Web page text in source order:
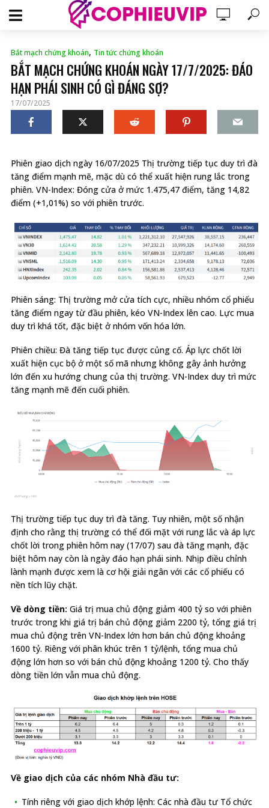
Bắt mạch chứng khoán, Tin tức chứng khoán
BẮT MẠCH CHỨNG KHOÁN NGÀY 17/7/2025: ĐÁO
HẠN PHÁI SINH CÓ GÌ ĐÁNG SỢ?
17/07/2025
Phiên giao dịch ngày 16/07/2025 Thị trường tiếp tục duy trì đà
tăng điểm mạnh mẽ, mặc dù có thể xuất hiện rung lắc trong
phiên. VN-Index: Đóng cửa ở mức 1.475,47 điểm, tăng 14,82
điểm (+1,01%) so với phiên trước.
Phiên sáng: Thị trường mở cửa tích cực, nhiều nhóm cổ phiếu
tăng điểm ngay từ đầu phiên, kéo VN-Index lên cao. Lực mua
duy trì khá tốt, đặc biệt ở nhóm vốn hóa lớn.
Phiên chiều: Đà tăng tiếp tục được củng cố. Áp lực chốt lời
xuất hiện cục bộ ở một số mã nhưng không gây ảnh hưởng
lớn đến xu hướng chung của thị trường. VN-Index duy trì mức
tăng mạnh mẽ đến cuối phiên.
Thị trường tiếp tục duy trì đà tăng. Tuy nhiên, một số nhận
định cho rằng thị trường có thể đối mặt với rung lắc và áp lực
chốt lời trong phiên hôm nay (17/07) sau đà tăng mạnh, đặc
biệt hôm nay còn là ngày đáo hạn phái sinh. Nhịp điều chỉnh
lành mạnh được xem là cơ hội giải ngân với các cổ phiếu có
nền tích lũy chặt.
Về dòng tiền: Giá trị mua chủ động giảm 400 tỷ so với phiên
trước trong khi giá trị bán chủ động giảm 2200 tỷ, tổng giá trị
mua chủ động trên VN-Index lớn hơn bán chủ động khoảng
1600 tỷ. Riêng với phân khúc trên 1 tỷ/lệnh, tổng mua chủ
động lớn hơn so với bán chủ động khoảng 1200 tỷ. Cho thấy
dòng tiền lớn vẫn mua chủ động.
Về giao dịch của các nhóm Nhà đầu tư:
Tính riêng với giao dịch khớp lệnh: Các nhà đầu tư Tổ chức